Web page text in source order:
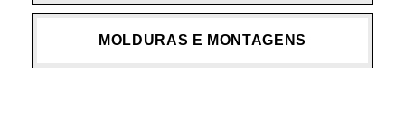
MOLDURAS E MONTAGENS